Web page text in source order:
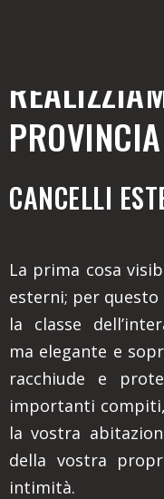
CANCELLI
La prima cosa
esterni; per
la classe
ma elegante e
racchiude e
importanti
la vostra
della vostra
intimità.